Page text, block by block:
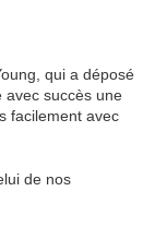
qui a déposé
avec succès une
facilement avec
de nos